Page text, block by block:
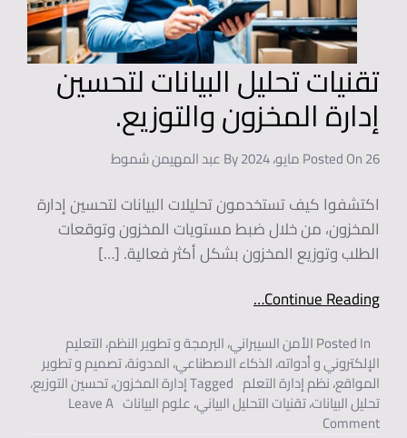
تقنيات تحليل البيانات لتحسين
إدارة المخزون والتوزيع.
Posted On26 مايو، 2024 عبد المهيمن شموط
اكتشفوا كيف تستخدمون تحليلات البيانات لتحسين إدارة
المخزون، من خلال ضبط مستويات المخزون وتوقعات
الطلب وتوزيع المخزون بشكل أكثر فعالية. […]
Continue Reading…
Posted Inالأمن السيبراني،البرمجة و تطوير النظم،التعليم
الإلكتروني و أدواته،الذكاء الاصطناعي،المدونة،تصميم و تطوير
المواقع،نظم إدارة التعلم Taggedإدارة المخزون،تحسين التوزيع،
تحليل البيانات،تقنيات التحليل البياني،علوم البيانات Leave A
Comment